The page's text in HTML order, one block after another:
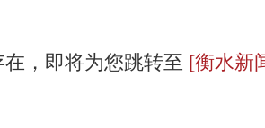
，即将为您跳转至 [衡水新